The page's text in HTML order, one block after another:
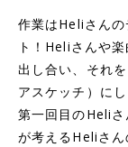
作業はHeliさん
ト！Heliさんや
出し合い、それ
アスケッチ）にし
第一回目のHeli
が考えるHeliさ